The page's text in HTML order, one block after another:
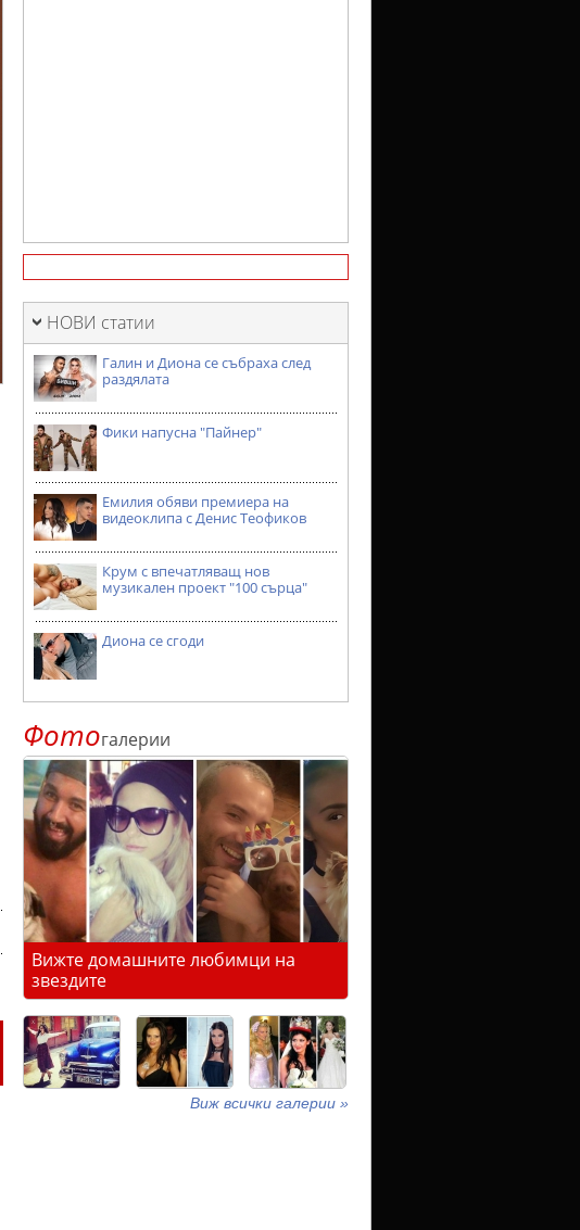
НОВИ статии
Галин и Диона се събраха след
раздялата
Фики напусна "Пайнер"
Емилия обяви премиера на
видеоклипа с Денис Теофиков
Крум с впечатляващ нов
музикален проект "100 сърца"
Диона се сгоди
Фотогалерии
Вижте домашните любимци на
звездите
Виж всички галерии »